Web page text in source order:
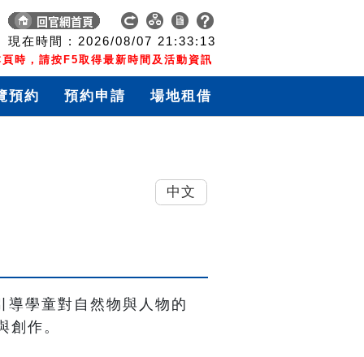
現在時間 : 2026/08/07 21:33:14
時，請按F5取得最新時間及活動資訊
預約 預約申請 場地租借
學童對自然物與人物的
創作。